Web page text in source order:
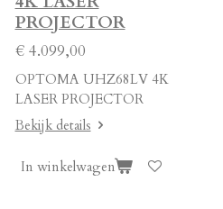
PROJECTOR
€ 4.099,00
OPTOMA UHZ68LV 4K
LASER PROJECTOR
Bekijk details
In winkelwagen